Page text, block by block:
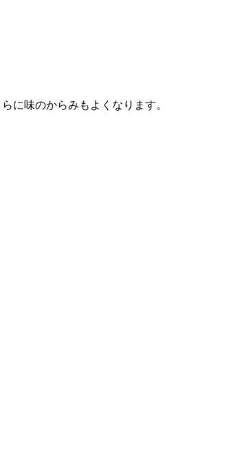
に味のからみもよくなります。